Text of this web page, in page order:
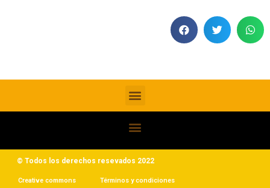
© Todos los derechos resevados 2022
Creative commons Términos y condiciones